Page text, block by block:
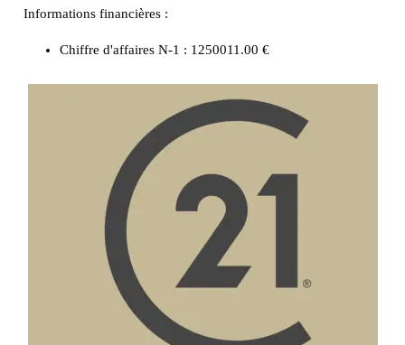
Informations financières :
Chiffre d'affaires N-1 : 1250011.00 €